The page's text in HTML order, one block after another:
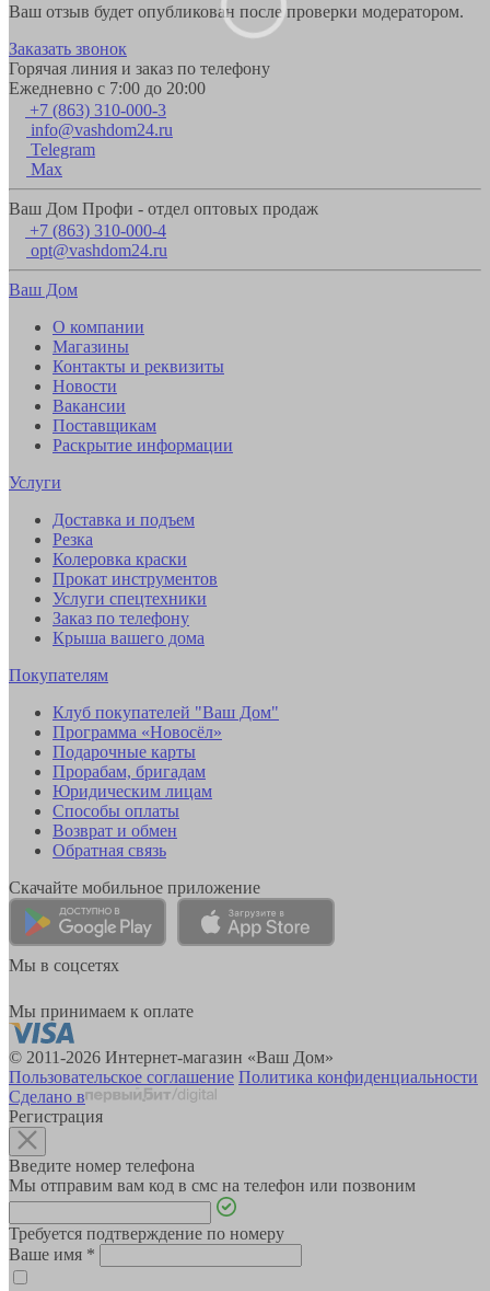
Ваш отзыв будет опубликован после проверки модератором.
Заказать звонок
Горячая линия и заказ по телефону
Ежедневно с 7:00 до 20:00
+7 (863) 310-000-3
info@vashdom24.ru
Telegram
Max
Ваш Дом Профи - отдел оптовых продаж
+7 (863) 310-000-4
opt@vashdom24.ru
Ваш Дом
О компании
Магазины
Контакты и реквизиты
Новости
Вакансии
Поставщикам
Раскрытие информации
Услуги
Доставка и подъем
Резка
Колеровка краски
Прокат инструментов
Услуги спецтехники
Заказ по телефону
Крыша вашего дома
Покупателям
Клуб покупателей "Ваш Дом"
Программа «Новосёл»
Подарочные карты
Прорабам, бригадам
Юридическим лицам
Способы оплаты
Возврат и обмен
Обратная связь
Скачайте мобильное приложение
Мы в соцсетях
Мы принимаем к оплате
© 2011-2026 Интернет-магазин «Ваш Дом»
Пользовательское соглашение Политика конфиденциальности
Сделано в
Регистрация
Введите номер телефона
Мы отправим вам код в смс на телефон или позвоним
Требуется подтверждение по номеру
Ваше имя *